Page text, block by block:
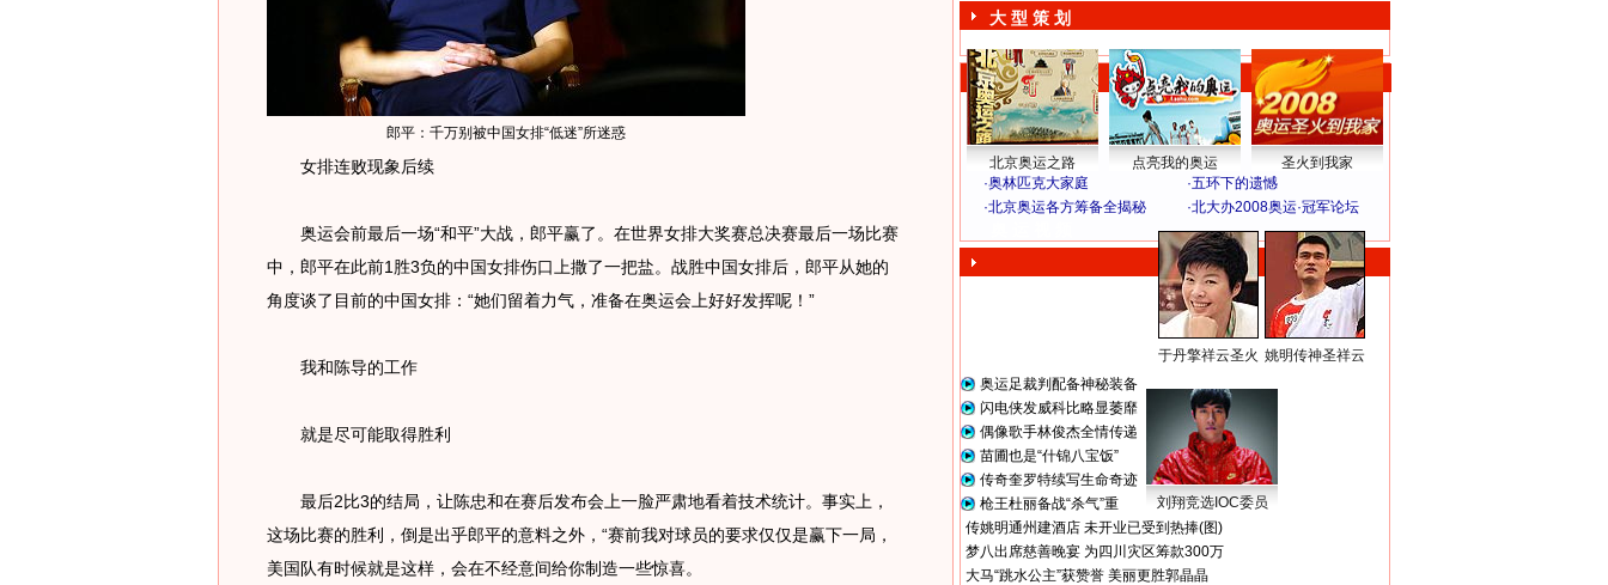
郎平：千万别被中国女排“低迷”所迷惑
女排连败现象后续
奥运会前最后一场“和平”大战，郎平赢了。在世界女排大奖赛总决赛最后一场比赛
中，郎平在此前1胜3负的中国女排伤口上撒了一把盐。战胜中国女排后，郎平从她的
角度谈了目前的中国女排：“她们留着力气，准备在奥运会上好好发挥呢！”
我和陈导的工作
就是尽可能取得胜利
最后2比3的结局，让陈忠和在赛后发布会上一脸严肃地看着技术统计。事实上，
这场比赛的胜利，倒是出乎郎平的意料之外，“赛前我对球员的要求仅仅是赢下一局，
美国队有时候就是这样，会在不经意间给你制造一些惊喜。
大 型 策 划
北京奥运之路 点亮我的奥运
圣火到我家
·奥林匹克大家庭 ·五环下的遗憾
·北京奥运各方筹备全揭秘 ·北大办2008奥运·冠军论坛
于丹擎祥云圣火 姚明传神圣祥云
奥运足裁判配备神秘装备
闪电侠发威科比略显萎靡
偶像歌手林俊杰全情传递
苗圃也是“什锦八宝饭”
传奇奎罗特续写生命奇迹
枪王杜丽备战“杀气”重
刘翔竞选IOC委员
传姚明通州建酒店 未开业已受到热捧(图)
梦八出席慈善晚宴 为四川灾区筹款300万
大马“跳水公主”获赞誉 美丽更胜郭晶晶